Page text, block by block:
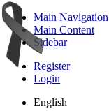
Main Navigation
Main Content
Sidebar
Register
Login
English